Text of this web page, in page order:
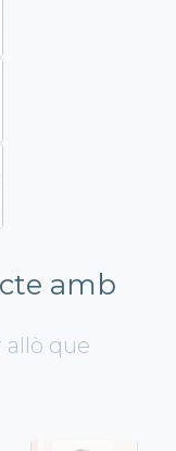
amb
allò que